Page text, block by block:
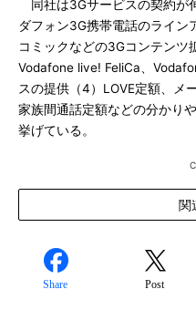
同社は3Gサービスの契約が
ダフォン3G携帯電話のライン
コミックなどの3Gコンテンツ
Vodafone live! FeliCa、
スの提供（4）LOVE定額、メ
家族間通話定額などの分かり
挙げている。
関
Share Post